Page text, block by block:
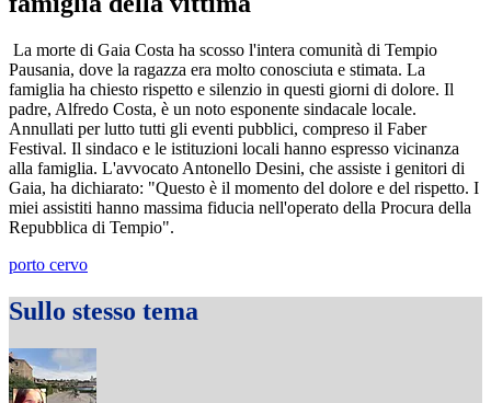
La morte di Gaia Costa ha scosso l'intera comunità di Tempio
Pausania, dove la ragazza era molto conosciuta e stimata. La
famiglia ha chiesto rispetto e silenzio in questi giorni di dolore. Il
padre, Alfredo Costa, è un noto esponente sindacale locale.
Annullati per lutto tutti gli eventi pubblici, compreso il Faber
Festival. Il sindaco e le istituzioni locali hanno espresso vicinanza
alla famiglia. L'avvocato Antonello Desini, che assiste i genitori di
Gaia, ha dichiarato: "Questo è il momento del dolore e del rispetto. I
miei assistiti hanno massima fiducia nell'operato della Procura della
Repubblica di Tempio".
porto cervo
Sullo stesso tema